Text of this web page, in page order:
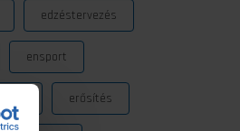
edzéstervezés
ensport
erősítés